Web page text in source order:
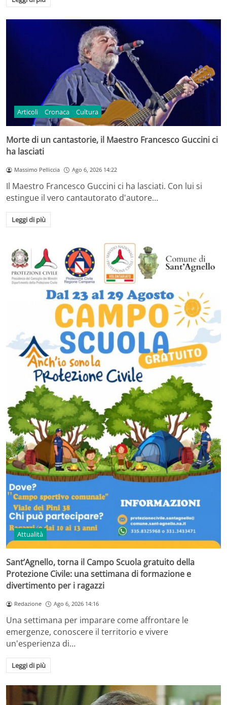
Articoli Cronaca Cultura
Morte di un cantastorie, il Maestro Francesco Guccini ci
ha lasciati
Massimo Pelliccia Ago 6, 2026 14:22
Il Maestro Francesco Guccini ci ha lasciati. Con lui si
estingue il vero cantautorato d'autore…
Leggi di più
Attualità
Sant’Agnello, torna il Campo Scuola gratuito della
Protezione Civile: una settimana di formazione e
divertimento per i ragazzi
Redazione Ago 6, 2026 14:16
Una settimana per imparare come affrontare le
emergenze, conoscere il territorio e vivere
un'esperienza di…
Leggi di più